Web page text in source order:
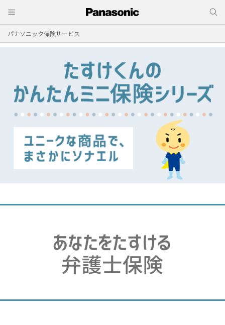
パナソニック保険サービス